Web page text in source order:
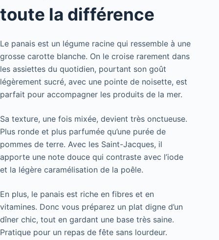
toute la différence
Le panais est un légume racine qui ressemble à une
grosse carotte blanche. On le croise rarement dans
les assiettes du quotidien, pourtant son goût
légèrement sucré, avec une pointe de noisette, est
parfait pour accompagner les produits de la mer.
Sa texture, une fois mixée, devient très onctueuse.
Plus ronde et plus parfumée qu’une purée de
pommes de terre. Avec les Saint-Jacques, il
apporte une note douce qui contraste avec l’iode
et la légère caramélisation de la poêle.
En plus, le panais est riche en fibres et en
vitamines. Donc vous préparez un plat digne d’un
dîner chic, tout en gardant une base très saine.
Pratique pour un repas de fête sans lourdeur.